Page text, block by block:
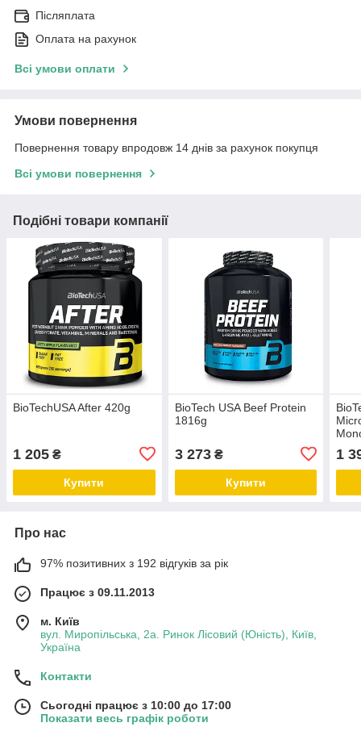
Післяплата
Оплата на рахунок
Всі умови оплати
Умови повернення
Повернення товару впродовж 14 днів за рахунок покупця
Всі умови повернення
Подібні товари компанії
BioTechUSA After 420g
1 205 ₴
Купити
BioTech USA Beef Protein
1816g
3 273₴
Купити
1
Про нас
97% позитивних з 192 відгуків за рік
Працює з 09.11.2013
м. Київ
вул. Миропільська, 2а. Ринок Лісовий (Юність), Київ,
Україна
Контакти
Сьогодні працює з 10:00 до 17:00
Показати весь графік роботи